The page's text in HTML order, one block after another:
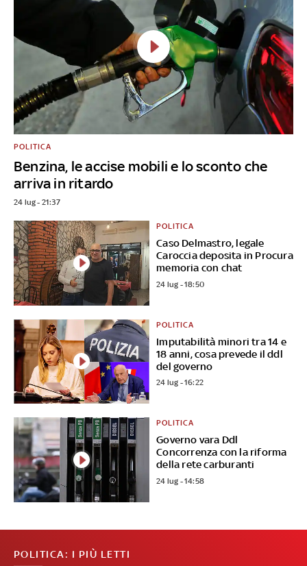
Benzina, le accise mobili e lo sconto che
arriva in ritardo
POLITICA
24 lug - 21:37
Caso Delmastro, legale
Caroccia deposita in Procura
memoria con chat
POLITICA
24 lug - 18:50
Imputabilità minori tra 14 e
18 anni, cosa prevede il ddl
del governo
POLITICA
24 lug - 16:22
Governo vara Ddl
Concorrenza con la riforma
della rete carburanti
POLITICA
24 lug - 14:58
POLITICA: I PIÙ LETTI